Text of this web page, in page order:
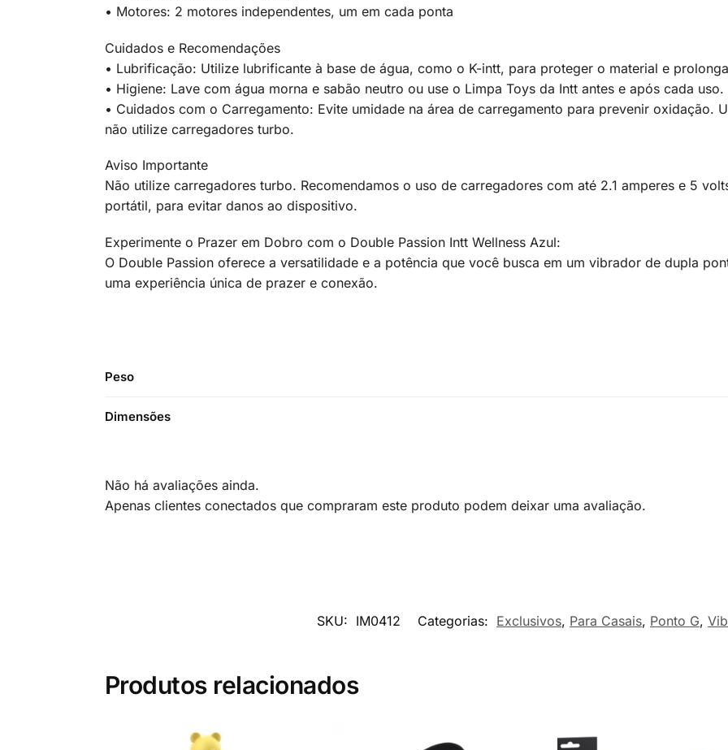
• Motores: 2 motores independentes, um em cada ponta
Cuidados e Recomendações
• Lubrificação: Utilize lubrificante à base de água, como o K-intt, para proteger o material e
• Higiene: Lave com água morna e sabão neutro ou use o Limpa Toys da Intt antes e após cada uso.
• Cuidados com o Carregamento: Evite umidade na área de carregamento para prevenir oxidação.
não utilize carregadores turbo.
Aviso Importante
Não utilize carregadores turbo. Recomendamos o uso de carregadores com até 2.1 amperes e 5
portátil, para evitar danos ao dispositivo.
Experimente o Prazer em Dobro com o Double Passion Intt Wellness Azul:
O Double Passion oferece a versatilidade e a potência que você busca em um vibrador de dupla
uma experiência única de prazer e conexão.
Peso
Dimensões
Não há avaliações ainda.
Apenas clientes conectados que compraram este produto podem deixar uma avaliação.
SKU: IM0412 Categorias: Exclusivos, Para Casais, Ponto G,
Produtos relacionados